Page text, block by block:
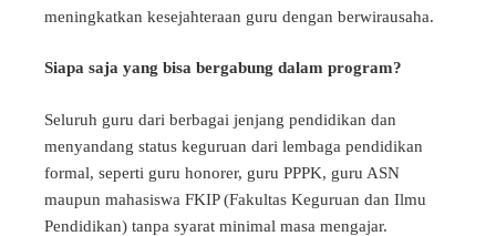
meningkatkan kesejahteraan guru dengan berwirausaha.
Siapa saja yang bisa bergabung dalam program?
Seluruh guru dari berbagai jenjang pendidikan dan
menyandang status keguruan dari lembaga pendidikan
formal, seperti guru honorer, guru PPPK, guru ASN
maupun mahasiswa FKIP (Fakultas Keguruan dan Ilmu
Pendidikan) tanpa syarat minimal masa mengajar.